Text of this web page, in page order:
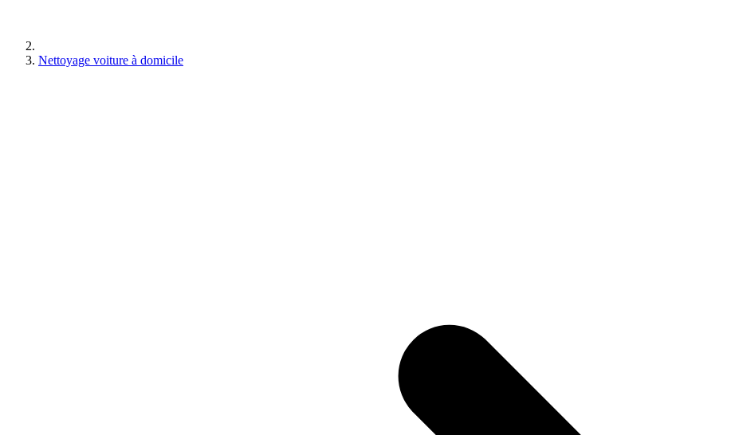
Nettoyage voiture à domicile